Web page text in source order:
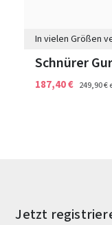
In vielen Größen
Schnürer
187,40 € 249,90 €
Jetzt